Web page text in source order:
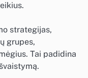
strategijas,
grupes,
Tai padidina